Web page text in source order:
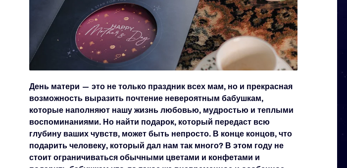
День матери — это не только праздник всех мам, но и прекрасная
возможность выразить почтение невероятным бабушкам,
которые наполняют нашу жизнь любовью, мудростью и теплыми
воспоминаниями. Но найти подарок, который передаст всю
глубину ваших чувств, может быть непросто. В конце концов, что
подарить человеку, который дал нам так много? В этом году не
стоит ограничиваться обычными цветами и конфетами и